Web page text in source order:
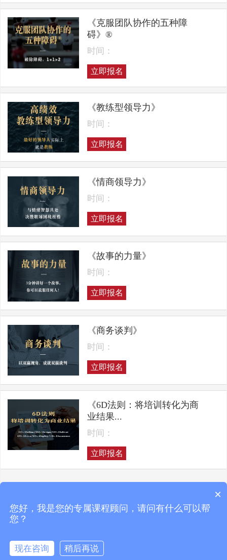
《克服团队协作的五种障
碍》®
时间：
立即报名
《教练型领导力》
时间：
立即报名
《情商领导力》
时间：
立即报名
《故事的力量》
时间：
立即报名
《商务谈判》
时间：
立即报名
《6D法则：将培训转化为商
业结果...
时间：
立即报名
上一页 下一页
Copyright © 2025 凯洛格咨询 ALL RIGHTS RESERVED
×
您好，我是您的专属课程顾问，请问有什么可以帮
您？
现在咨询 稍后再说